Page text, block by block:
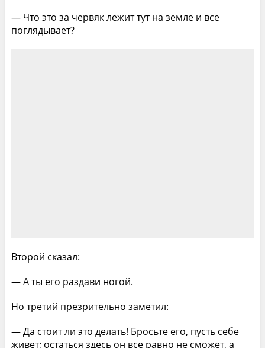
— Что это за червяк лежит тут на земле и все
поглядывает?
Второй сказал:
— А ты его раздави ногой.
Но третий презрительно заметил:
— Да стоит ли это делать! Бросьте его, пусть себе
живет; остаться здесь он все равно не сможет, а